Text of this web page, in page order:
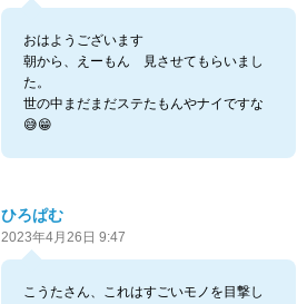
おはようございます
朝から、えーもん 見させてもらいまし
た。
世の中まだまだステたもんやナイですな
😅😁
ひろぱむ
2023年4月26日 9:47
こうたさん、これはすごいモノを目撃し